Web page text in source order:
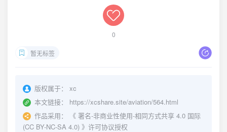
0
暂无标签
版权属于：
xc
本文链接：
https://xcshare.site/aviation/564.html
作品采用：
《 署名-非商业性使用-相同方式共享 4.0 国际
(CC BY-NC-SA 4.0) 》许可协议授权